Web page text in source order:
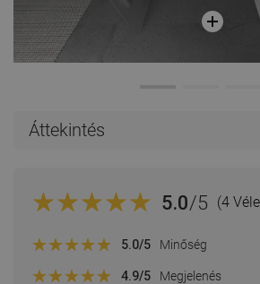
Áttekintés
5.0/5 (4
5.0/5 Minőség
4.9/5 Megjelenés